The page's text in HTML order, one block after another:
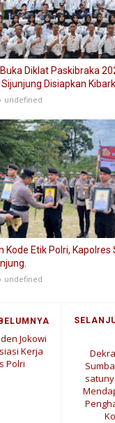
Diklat Paskibraka
Disiapkan
undefined
Kode Etik Polri, Kapolres
undefined
Jokowi
Kerja
Polri